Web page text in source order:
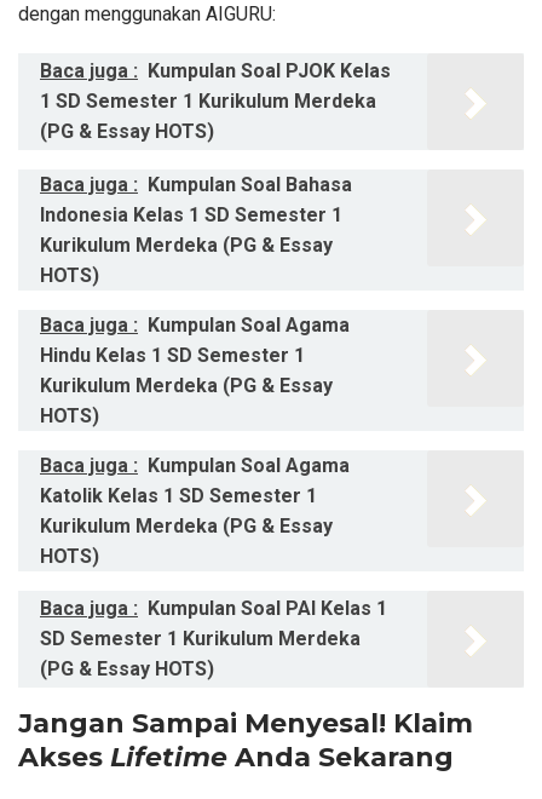
dengan menggunakan AIGURU:
Baca juga : Kumpulan Soal PJOK Kelas
1 SD Semester 1 Kurikulum Merdeka
(PG & Essay HOTS)
Baca juga : Kumpulan Soal Bahasa
Indonesia Kelas 1 SD Semester 1
Kurikulum Merdeka (PG & Essay
HOTS)
Baca juga : Kumpulan Soal Agama
Hindu Kelas 1 SD Semester 1
Kurikulum Merdeka (PG & Essay
HOTS)
Baca juga : Kumpulan Soal Agama
Katolik Kelas 1 SD Semester 1
Kurikulum Merdeka (PG & Essay
HOTS)
Baca juga : Kumpulan Soal PAI Kelas 1
SD Semester 1 Kurikulum Merdeka
(PG & Essay HOTS)
Jangan Sampai Menyesal! Klaim
Akses Lifetime Anda Sekarang